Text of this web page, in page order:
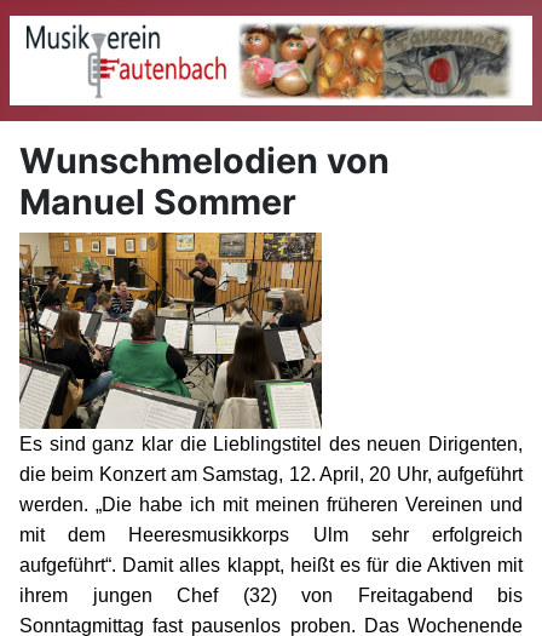
Wunschmelodien von
Manuel Sommer
Es sind ganz klar die Lieblingstitel des neuen Dirigenten,
die beim Konzert am Samstag, 12. April, 20 Uhr, aufgeführt
werden. „Die habe ich mit meinen früheren Vereinen und
mit dem Heeresmusikkorps Ulm sehr erfolgreich
aufgeführt“. Damit alles klappt, heißt es für die Aktiven mit
ihrem jungen Chef (32) von Freitagabend bis
Sonntagmittag fast pausenlos proben. Das Wochenende